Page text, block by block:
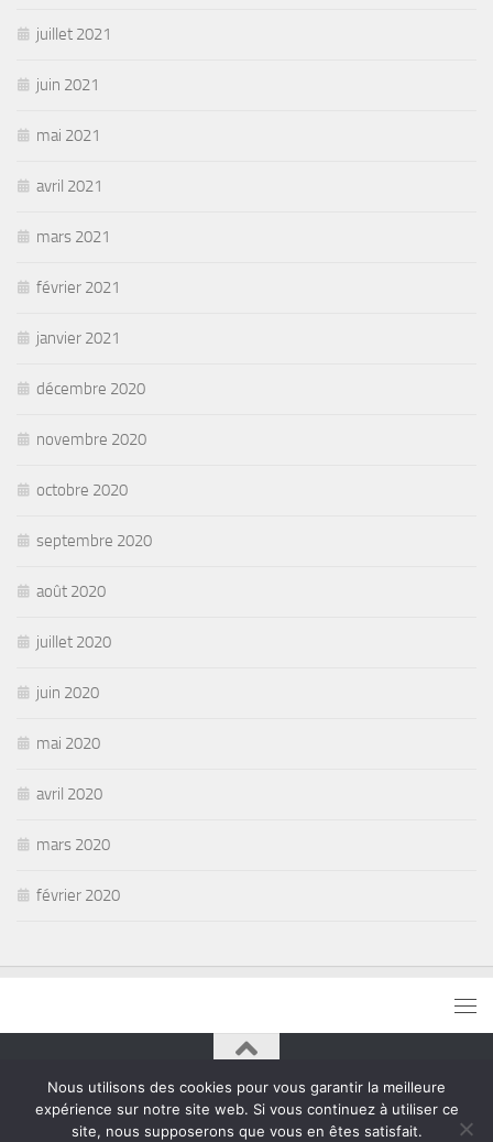
juillet 2021
juin 2021
mai 2021
avril 2021
mars 2021
février 2021
janvier 2021
décembre 2020
novembre 2020
octobre 2020
septembre 2020
août 2020
juillet 2020
juin 2020
mai 2020
avril 2020
mars 2020
février 2020
le blog du plaisir © 2026. Tous droits réservés.
Fièrement propulsé par - Conçu parThème Hueman
Nous utilisons des cookies pour vous garantir la meilleure
expérience sur notre site web. Si vous continuez à utiliser ce
site, nous supposerons que vous en êtes satisfait.